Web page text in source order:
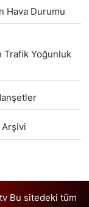
Hava Durumu
Trafik Yoğunluk
Arşivi
Bu sitedeki tüm